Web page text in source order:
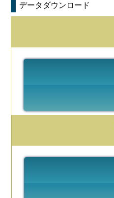
データダウンロード